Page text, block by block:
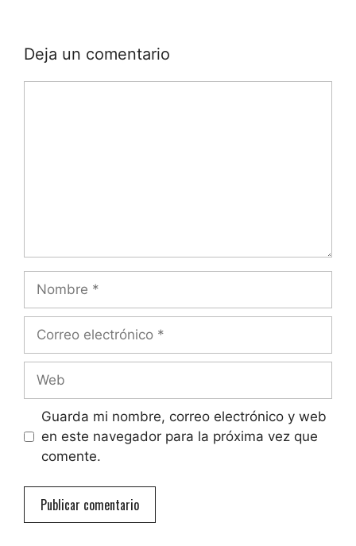
Deja un comentario
electrónico
Guarda mi nombre, correo electrónico y web
en este navegador para la próxima vez que
comente.